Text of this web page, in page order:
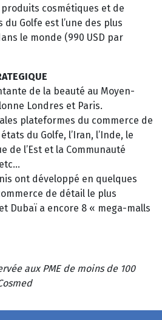
cosmétiques et de
Golfe est l’une des plus
le monde (990 USD par
de la beauté au Moyen-
Londres et Paris.
plateformes du commerce de
du Golfe, l’Iran, l’Inde, le
de l’Est et la Communauté
ont développé en quelques
de détail le plus
Dubaï a encore 8 « mega-malls
aux PME de moins de 100